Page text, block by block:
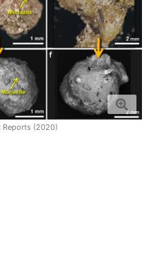
Reports (2020)